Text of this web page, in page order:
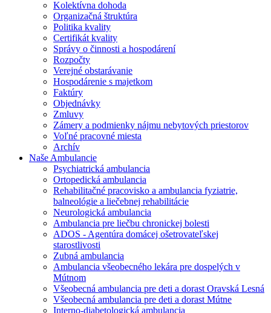
Kolektívna dohoda
Organizačná štruktúra
Politika kvality
Certifikát kvality
Správy o činnosti a hospodárení
Rozpočty
Verejné obstarávanie
Hospodárenie s majetkom
Faktúry
Objednávky
Zmluvy
Zámery a podmienky nájmu nebytových priestorov
Voľné pracovné miesta
Archív
Naše Ambulancie
Psychiatrická ambulancia
Ortopedická ambulancia
Rehabilitačné pracovisko a ambulancia fyziatrie,
balneológie a liečebnej rehabilitácie
Neurologická ambulancia
Ambulancia pre liečbu chronickej bolesti
ADOS - Agentúra domácej ošetrovateľskej
starostlivosti
Zubná ambulancia
Ambulancia všeobecného lekára pre dospelých v
Mútnom
Všeobecná ambulancia pre deti a dorast Oravská Lesná
Všeobecná ambulancia pre deti a dorast Mútne
Interno-diabetologická ambulancia